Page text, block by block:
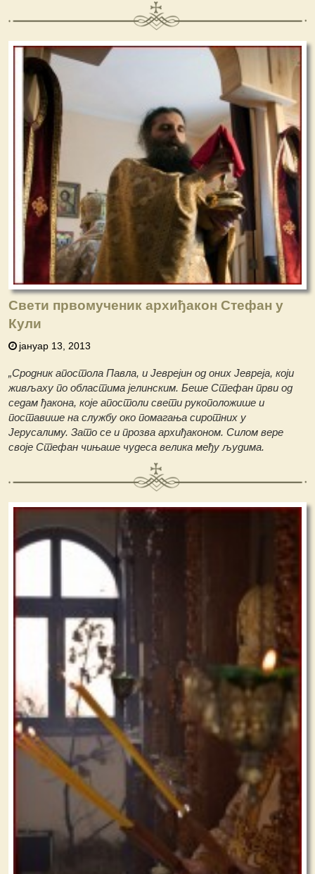
Свети првомученик архиђакон Стефан у
Кули
јануар 13, 2013
„Сродник апостола Павла, и Јеврејин од оних Јевреја, који
живљаху по областима јелинским. Беше Стефан први од
седам ђакона, које апостоли свети рукоположише и
поставише на службу око помагања сиротних у
Јерусалиму. Зато се и прозва архиђаконом. Силом вере
своје Стефан чињаше чудеса велика међу људима.